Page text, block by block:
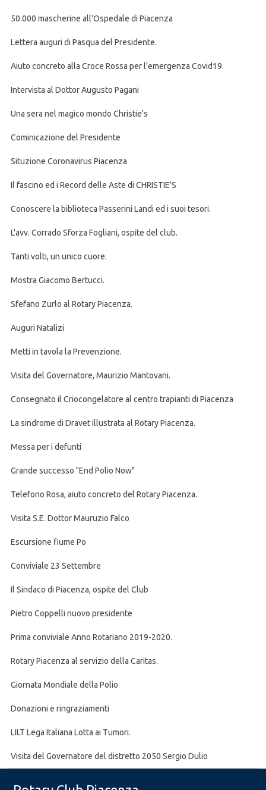
50.000 mascherine all'Ospedale di Piacenza
Lettera auguri di Pasqua del Presidente.
Aiuto concreto alla Croce Rossa per l'emergenza Covid19.
Intervista al Dottor Augusto Pagani
Una sera nel magico mondo Christie's
Cominicazione del Presidente
Situzione Coronavirus Piacenza
Il fascino ed i Record delle Aste di CHRISTIE’S
Conoscere la biblioteca Passerini Landi ed i suoi tesori.
L'avv. Corrado Sforza Fogliani, ospite del club.
Tanti volti, un unico cuore.
Mostra Giacomo Bertucci.
Sfefano Zurlo al Rotary Piacenza.
Auguri Natalizi
Metti in tavola la Prevenzione.
Visita del Governatore, Maurizio Mantovani.
Consegnato il Criocongelatore al centro trapianti di Piacenza
La sindrome di Dravet illustrata al Rotary Piacenza.
Messa per i defunti
Grande successo "End Polio Now"
Telefono Rosa, aiuto concreto del Rotary Piacenza.
Visita S.E. Dottor Mauruzio Falco
Escursione fiume Po
Conviviale 23 Settembre
Il Sindaco di Piacenza, ospite del Club
Pietro Coppelli nuovo presidente
Prima conviviale Anno Rotariano 2019-2020.
Rotary Piacenza al servizio della Caritas.
Giornata Mondiale della Polio
Donazioni e ringraziamenti
LILT Lega Italiana Lotta ai Tumori.
Visita del Governatore del distretto 2050 Sergio Dulio